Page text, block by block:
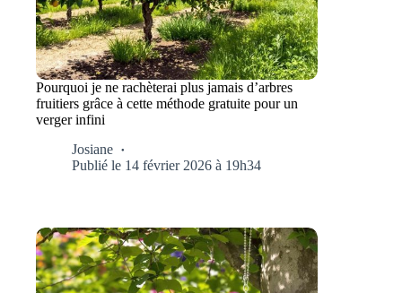
Pourquoi je ne rachèterai plus jamais d’arbres
fruitiers grâce à cette méthode gratuite pour un
verger infini
Josiane
Publié le 14 février 2026 à 19h34